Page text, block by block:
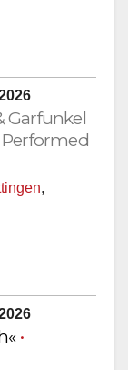
Garfunkel
,
•